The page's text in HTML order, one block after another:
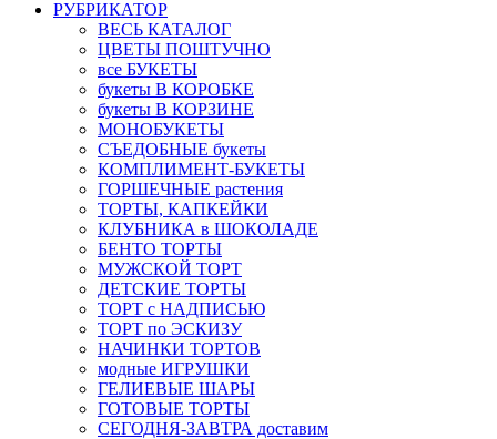
РУБРИКАТОР
ВЕСЬ КАТАЛОГ
ЦВЕТЫ ПОШТУЧНО
все БУКЕТЫ
букеты В КОРОБКЕ
букеты В КОРЗИНЕ
МОНОБУКЕТЫ
СЪЕДОБНЫЕ букеты
КОМПЛИМЕНТ-БУКЕТЫ
ГОРШЕЧНЫЕ растения
ТОРТЫ, КАПКЕЙКИ
КЛУБНИКА в ШОКОЛАДЕ
БЕНТО ТОРТЫ
МУЖСКОЙ ТОРТ
ДЕТСКИЕ ТОРТЫ
ТОРТ с НАДПИСЬЮ
ТОРТ по ЭСКИЗУ
НАЧИНКИ ТОРТОВ
модные ИГРУШКИ
ГЕЛИЕВЫЕ ШАРЫ
ГОТОВЫЕ ТОРТЫ
СЕГОДНЯ-ЗАВТРА доставим